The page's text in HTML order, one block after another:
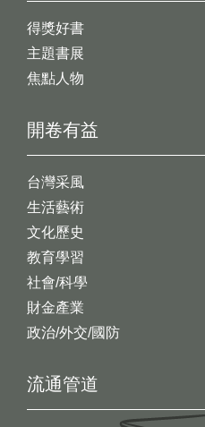
開卷有益
台灣采風
生活藝術
文化歷史
教育學習
社會/科學
財金產業
政治/外交/國防
得獎好書
主題書展
焦點人物
流通管道